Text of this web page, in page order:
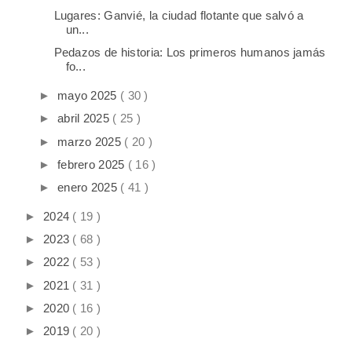
Lugares: Ganvié, la ciudad flotante que salvó a
un...
Pedazos de historia: Los primeros humanos jamás
fo...
► mayo 2025 ( 30 )
► abril 2025 ( 25 )
► marzo 2025 ( 20 )
► febrero 2025 ( 16 )
► enero 2025 ( 41 )
► 2024 ( 19 )
► 2023 ( 68 )
► 2022 ( 53 )
► 2021 ( 31 )
► 2020 ( 16 )
► 2019 ( 20 )